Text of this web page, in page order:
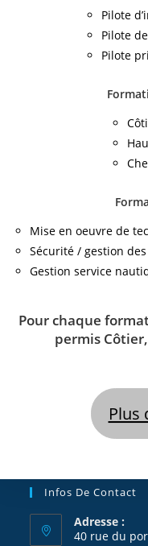
Pilote
Pilote
Pilote
Mise en oeuvre de
Sécurité / gestion
Gestion service
Pour chaque
permis
Plus
Infos De Contact
Adresse :
40 rue du